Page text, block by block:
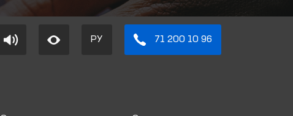
РУ 71 200 10 96